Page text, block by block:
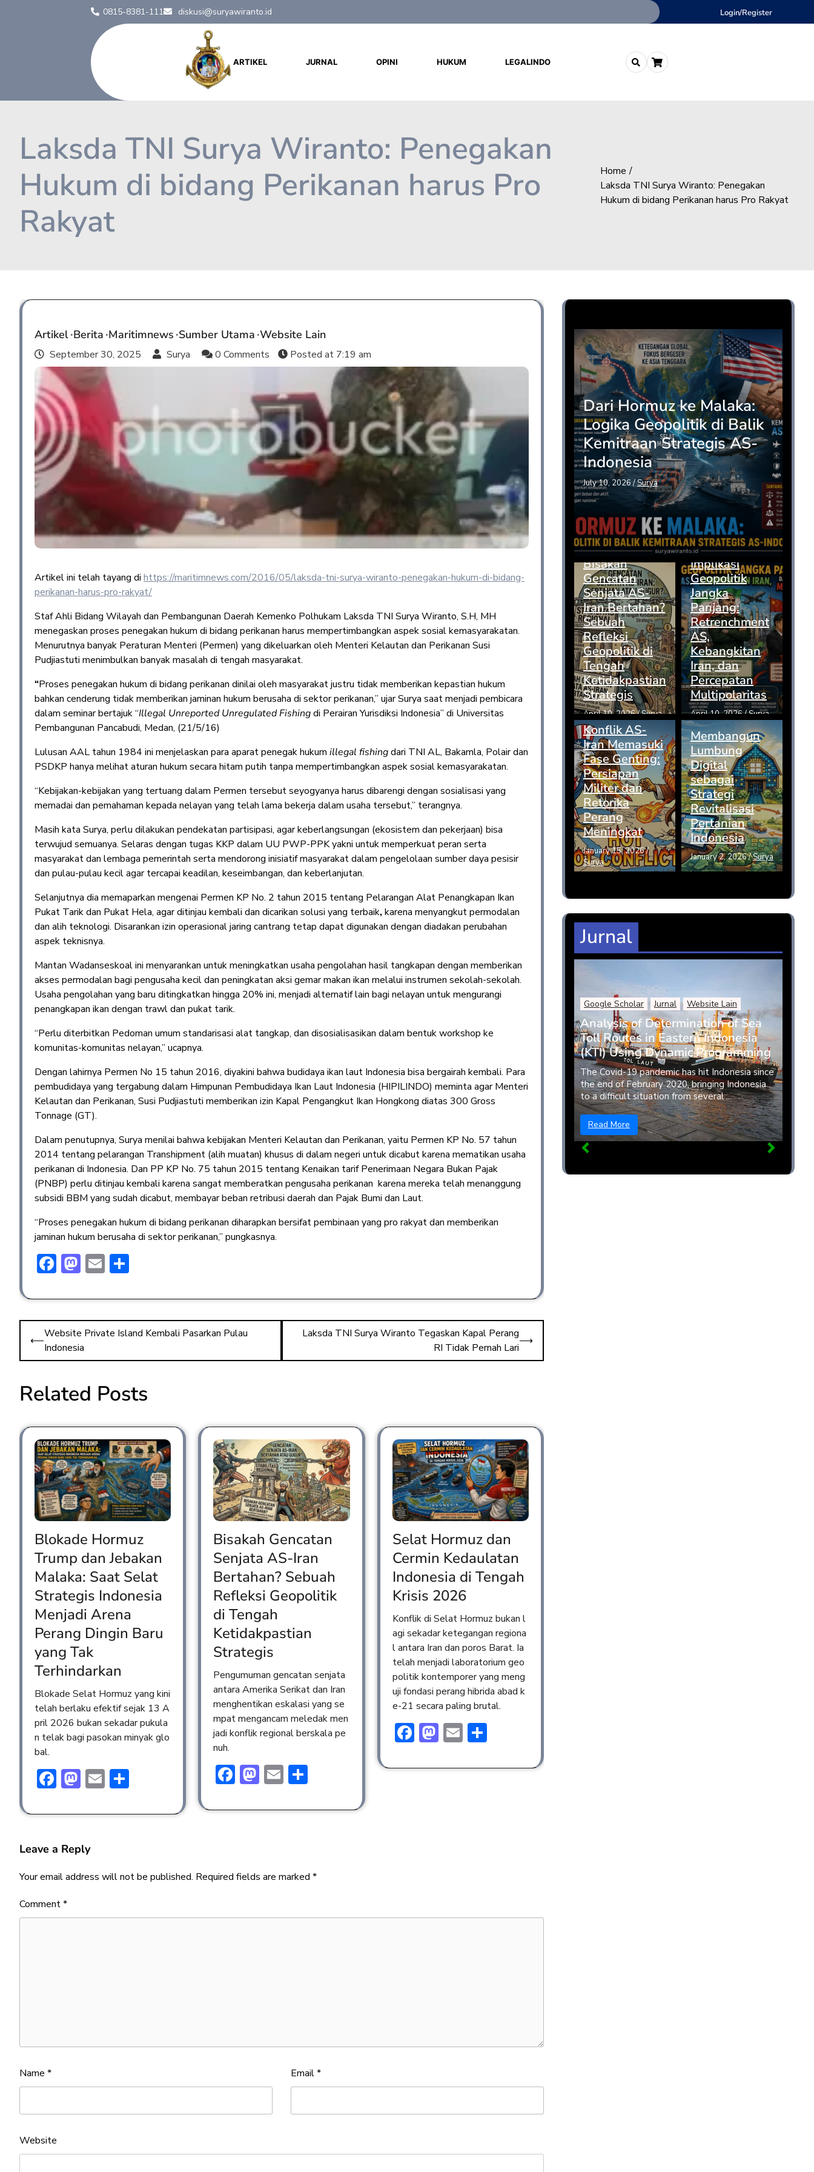
0815-8381-111 diskusi@suryawiranto.id Login/Register
ARTIKEL JURNAL OPINI HUKUM LEGALINDO
Laksda TNI Surya Wiranto: Penegakan
Hukum di bidang Perikanan harus Pro
Rakyat
Home
Laksda TNI Surya Wiranto: Penegakan
Hukum di bidang Perikanan harus Pro Rakyat
Artikel Berita Maritimnews Sumber Utama Website Lain
September 30, 2025 Surya 0 Comments Posted at 7:19 am
Artikel ini telah tayang di https://maritimnews.com/2016/05/laksda-tni-surya-wiranto-penegakan-hukum-di-bidang-
perikanan-harus-pro-rakyat/
Staf Ahli Bidang Wilayah dan Pembangunan Daerah Kemenko Polhukam Laksda TNI Surya Wiranto, S.H, MH
menegaskan proses penegakan hukum di bidang perikanan harus mempertimbangkan aspek sosial kemasyarakatan.
Menurutnya banyak Peraturan Menteri (Permen) yang dikeluarkan oleh Menteri Kelautan dan Perikanan Susi
Pudjiastuti menimbulkan banyak masalah di tengah masyarakat.
“Proses penegakan hukum di bidang perikanan dinilai oleh masyarakat justru tidak memberikan kepastian hukum
bahkan cenderung tidak memberikan jaminan hukum berusaha di sektor perikanan,” ujar Surya saat menjadi pembicara
dalam seminar bertajuk “Illegal Unreported Unregulated Fishingdi Perairan Yurisdiksi Indonesia” di Universitas
Pembangunan Pancabudi, Medan, (21/5/16)
Lulusan AAL tahun 1984 ini menjelaskan para aparat penegak hukum illegal fishingdari TNI AL, Bakamla, Polair dan
PSDKP hanya melihat aturan hukum secara hitam putih tanpa mempertimbangkan aspek sosial kemasyarakatan.
“Kebijakan-kebijakan yang tertuang dalam Permen tersebut seyogyanya harus dibarengi dengan sosialisasi yang
memadai dan pemahaman kepada nelayan yang telah lama bekerja dalam usaha tersebut,” terangnya.
Masih kata Surya, perlu dilakukan pendekatan partisipasi, agar keberlangsungan (ekosistem dan pekerjaan) bisa
terwujud semuanya. Selaras dengan tugas KKP dalam UU PWP-PPK yakni untuk memperkuat peran serta
masyarakat dan lembaga pemerintah serta mendorong inisiatif masyarakat dalam pengelolaan sumber daya pesisir
dan pulau-pulau kecil agar tercapai keadilan, keseimbangan, dan keberlanjutan.
Selanjutnya dia memaparkan mengenai Permen KP No. 2 tahun 2015 tentang Pelarangan Alat Penangkapan Ikan
Pukat Tarik dan Pukat Hela, agar ditinjau kembali dan dicarikan solusi yang terbaik,karena menyangkut permodalan
dan alih teknologi. Disarankan izin operasional jaring cantrang tetap dapat digunakan dengan diadakan perubahan
aspek teknisnya.
Mantan Wadanseskoal ini menyarankan untuk meningkatkan usaha pengolahan hasil tangkapan dengan memberikan
akses permodalan bagi pengusaha kecil dan peningkatan aksi gemar makan ikan melalui instrumen sekolah-sekolah.
Usaha pengolahan yang baru ditingkatkan hingga 20% ini, menjadi alternatif lain bagi nelayan untuk mengurangi
penangkapan ikan dengan trawl dan pukat tarik.
“Perlu diterbitkan Pedoman umum standarisasi alat tangkap, dan disosialisasikan dalam bentuk workshop ke
komunitas-komunitas nelayan,” ucapnya.
Dengan lahirnya Permen No 15 tahun 2016, diyakini bahwa budidaya ikan laut Indonesia bisa bergairah kembali. Para
pembudidaya yang tergabung dalam Himpunan Pembudidaya Ikan Laut Indonesia (HIPILINDO) meminta agar Menteri
Kelautan dan Perikanan, Susi Pudjiastuti memberikan izin Kapal Pengangkut Ikan Hongkong diatas 300 Gross
Tonnage (GT).
Dalam penutupnya, Surya menilai bahwa kebijakan Menteri Kelautan dan Perikanan, yaitu Permen KP No. 57 tahun
2014 tentang pelarangan Transhipment (alih muatan) khusus di dalam negeri untuk dicabut karena mematikan usaha
perikanan di Indonesia. Dan PP KP No. 75 tahun 2015 tentang Kenaikan tarif Penerimaan Negara Bukan Pajak
(PNBP) perlu ditinjau kembali karena sangat memberatkan pengusaha perikanan karena mereka telah menanggung
subsidi BBM yang sudah dicabut, membayar beban retribusi daerah dan Pajak Bumi dan Laut.
“Proses penegakan hukum di bidang perikanan diharapkan bersifat pembinaan yang pro rakyat dan memberikan
jaminan hukum berusaha di sektor perikanan,” pungkasnya.
F
e
b
o
ok
M
st
o
d
o
n
E
ai
l
ar
e
⟵
Website Private Island Kembali Pasarkan Pulau
Indonesia
Laksda TNI Surya Wiranto Tegaskan Kapal Perang
RI Tidak Pernah Lari
⟶
Related Posts
Blokade Hormuz
Trump dan Jebakan
Malaka: Saat Selat
Strategis Indonesia
Menjadi Arena
Perang Dingin Baru
yang Tak
Terhindarkan
Blokade Selat Hormuz yang kini
telah berlaku efektif sejak 13 A
pril 2026 bukan sekadar pukula
n telak bagi pasokan minyak glo
bal.
Facebook
Mastodon
Email
Bisakah Gencatan
Senjata AS-Iran
Bertahan? Sebuah
Refleksi Geopolitik
di Tengah
Ketidakpastian
Strategis
Pengumuman gencatan senjata
antara Amerika Serikat dan Iran
menghentikan eskalasi yang se
mpat mengancam meledak men
jadi konflik regional berskala pe
nuh.
Facebook
Mastodon
Email
Selat Hormuz dan
Cermin Kedaulatan
Indonesia di Tengah
Krisis 2026
Konflik di Selat Hormuz bukan l
agi sekadar ketegangan regiona
l antara Iran dan poros Barat. Ia
telah menjadi laboratorium geo
politik kontemporer yang meng
uji fondasi perang hibrida abad k
e-21 secara paling brutal.
Facebook
Mastodon
EmailShare
Leave a Reply
Your email address will not be published. Required fields are marked *
Comment*
Name * Email*
Website
Dari Hormuz ke Malaka:
Logika Geopolitik di Balik
Kemitraan Strategis AS-
Indonesia
July 10, 2026/Surya
Bisakah
Gencatan
Senjata AS-
Iran Bertahan?
Sebuah
Refleksi
Geopolitik di
Tengah
Ketidakpastian
Strategis
April 10, 2026/Surya
Implikasi
Geopolitik
Jangka
Panjang:
Retrenchment
AS,
Kebangkitan
Iran, dan
Percepatan
Multipolaritas
April 10, 2026/Surya
Konflik AS-
Iran Memasuki
Fase Genting:
Persiapan
Militer dan
Retorika
Perang
Meningkat
January 15, 2026/
Surya
Membangun
Lumbung
Digital
sebagai
Strategi
Revitalisasi
Pertanian
Indonesia
January 2, 2026/Surya
Jurnal
Google Scholar Jurnal Website Lain
Analysis of Determination of Sea
Toll Routes in Eastern Indonesia
(KTI) Using Dynamic Programming
The Covid-19 pandemic has hit Indonesia since
the end of February 2020, bringing Indonesia
to a difficult situation from several ...
Read More